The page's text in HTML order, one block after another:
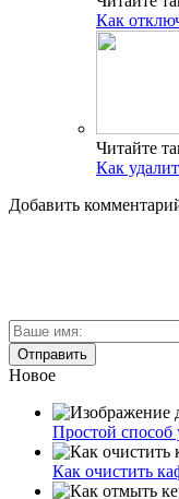
Как
Читайте
Как
Добавить
Новое
Простой способ
Как очистить